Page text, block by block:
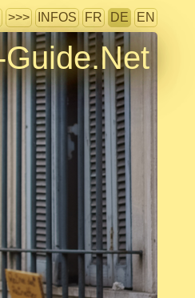
>>> INFOS FR DE EN